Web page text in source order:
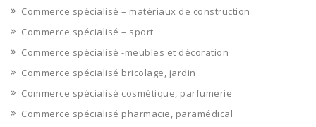
Commerce spécialisé – matériaux de construction
Commerce spécialisé – sport
Commerce spécialisé -meubles et décoration
Commerce spécialisé bricolage, jardin
Commerce spécialisé cosmétique, parfumerie
Commerce spécialisé pharmacie, paramédical